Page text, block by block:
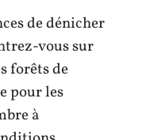
de dénicher
vous sur
forêts de
pour les
à